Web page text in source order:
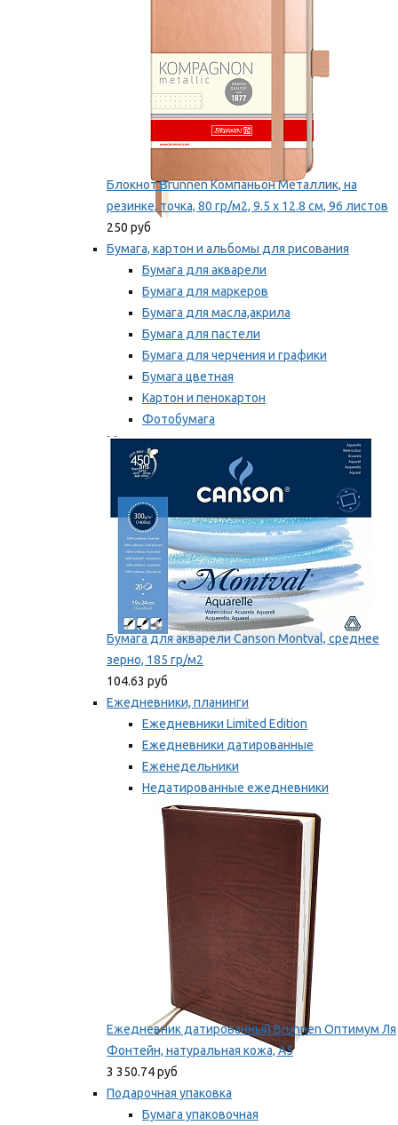
Блокнот Brunnen Компаньон Металлик, на
резинке, точка, 80 гр/м2, 9.5 х 12.8 см, 96 листов
250 руб
Бумага, картон и альбомы для рисования
Бумага для акварели
Бумага для маркеров
Бумага для масла,акрила
Бумага для пастели
Бумага для черчения и графики
Бумага цветная
Картон и пенокартон
Фотобумага
Мы рекомендуем
Бумага для акварели Canson Montval, среднее
зерно, 185 гр/м2
104.63 руб
Ежедневники, планинги
Ежедневники Limited Edition
Ежедневники датированные
Еженедельники
Недатированные ежедневники
Планинги
Мы рекомендуем
Ежедневник датированный Brunnen Оптимум Ля
Фонтейн, натуральная кожа, А5
3 350.74 руб
Подарочная упаковка
Бумага упаковочная